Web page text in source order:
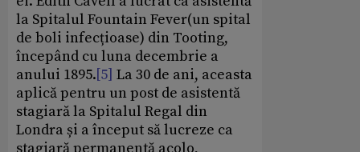
la Spitalul Fountain Fever(un spital
de boli infecțioase) din Tooting,
începând cu luna decembrie a
anului 1895.[5] La 30 de ani, aceasta
aplică pentru un post de asistentă
stagiară la Spitalul Regal din
Londra și a început să lucreze ca